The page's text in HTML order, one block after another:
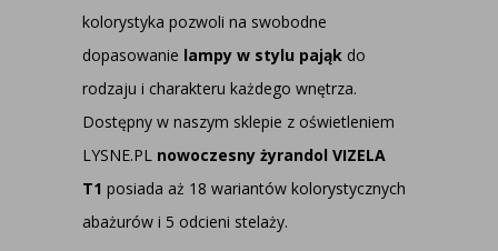
kolorystyka pozwoli na swobodne
dopasowanie lampy w stylu pająk do
rodzaju i charakteru każdego wnętrza.
Dostępny w naszym sklepie z oświetleniem
LYSNE.PL nowoczesny żyrandol VIZELA
T1 posiada aż 18 wariantów kolorystycznych
abażurów i 5 odcieni stelaży.